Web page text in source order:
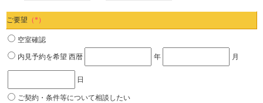
ご要望 （*）
空室確認
内見予約を希望 西暦 年 月
日
ご契約・条件等について相談したい